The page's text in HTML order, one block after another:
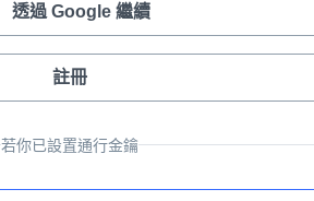
透過 Google 繼續
註冊
若你已設置通行金鑰